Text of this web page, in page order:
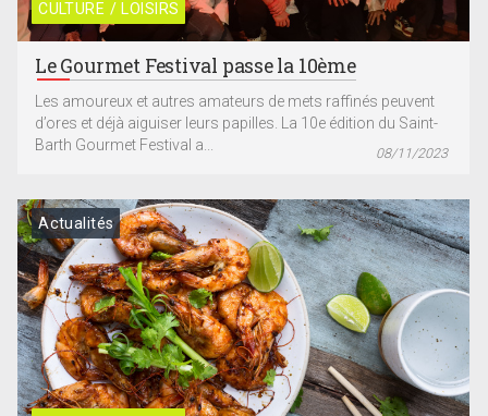
CULTURE / LOISIRS
Le Gourmet Festival passe la 10ème
Les amoureux et autres amateurs de mets raffinés peuvent
d’ores et déjà aiguiser leurs papilles. La 10e édition du Saint-
Barth Gourmet Festival a...
08/11/2023
Actualités